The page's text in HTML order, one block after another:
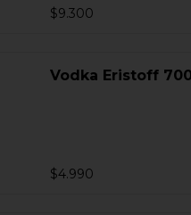
$9.300
Vodka Eristoff
$4.990